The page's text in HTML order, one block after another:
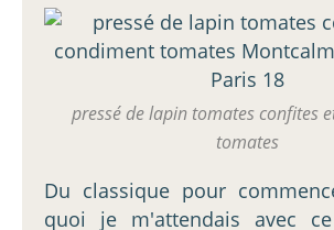
pressé de lapin tomates confites
tomates
Du classique pour
quoi je m'attendais avec ce